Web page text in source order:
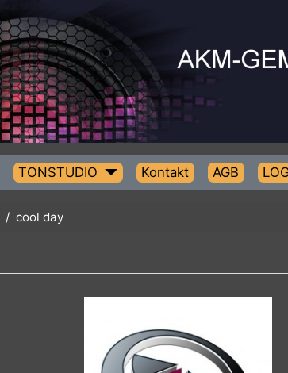
TONSTUDIO Kontakt AGB
cool day